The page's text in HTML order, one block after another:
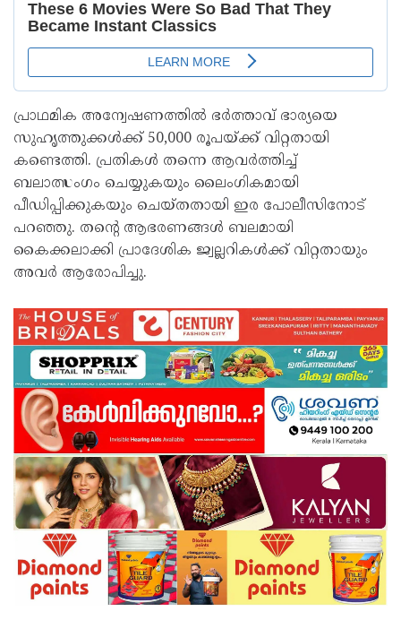
പ്രാഥമിക അന്വേഷണത്തില്‍ ഭർത്താവ് ഭാര്യയെ
സുഹൃത്തുക്കള്‍ക്ക് 50,000 രൂപയ്ക്ക് വിറ്റതായി
കണ്ടെത്തി. പ്രതികള്‍ തന്നെ ആവർത്തിച്ച്‌
ബലാത്സംഗം ചെയ്യുകയും ലൈംഗികമായി
പീഡിപ്പിക്കുകയും ചെയ്തതായി ഇര പോലീസിനോട്
പറഞ്ഞു. തന്റെ ആഭരണങ്ങള്‍ ബലമായി
കൈക്കലാക്കി പ്രാദേശിക ജ്വല്ലറികള്‍ക്ക് വിറ്റതായും
അവർ ആരോപിച്ചു.